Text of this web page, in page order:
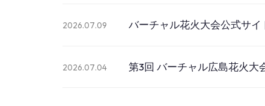
2026.07.09 バーチャル花火大会公式サ
2026.07.04 第3回 バーチャル広島花火大